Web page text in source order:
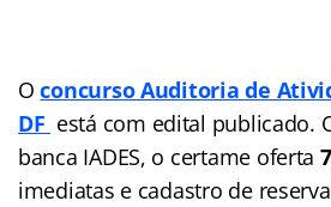
Oconcurso Auditoria de
DF está com edital publicado.
banca IADES, o certame oferta
imediatas e cadastro de